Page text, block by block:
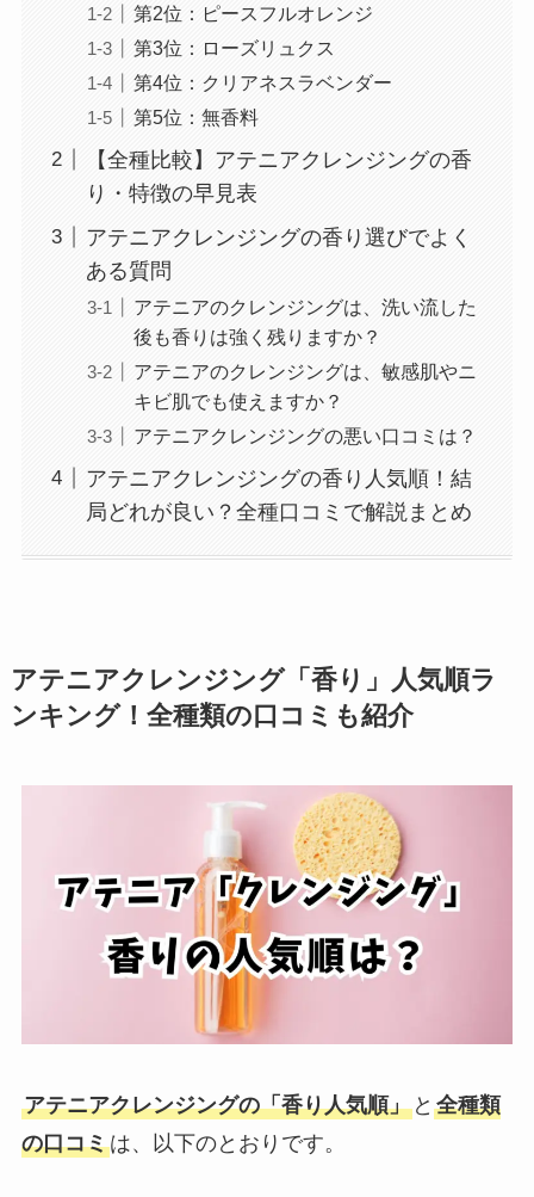
第2位：ピースフルオレンジ
第3位：ローズリュクス
第4位：クリアネスラベンダー
第5位：無香料
【全種比較】アテニアクレンジングの香
り・特徴の早見表
アテニアクレンジングの香り選びでよく
ある質問
アテニアのクレンジングは、洗い流した
後も香りは強く残りますか？
アテニアのクレンジングは、敏感肌やニ
キビ肌でも使えますか？
アテニアクレンジングの悪い口コミは？
アテニアクレンジングの香り人気順！結
局どれが良い？全種口コミで解説まとめ
アテニアクレンジング「香り」人気順ラ
ンキング！全種類の口コミも紹介
アテニアクレンジングの「香り人気順」と 全種類
の口コミは、以下のとおりです。